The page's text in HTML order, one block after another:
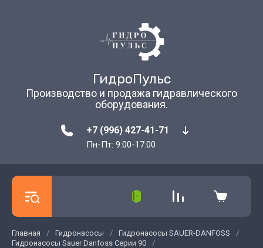
ГидроПульс
Производство и продажа гидравлического
оборудования.
+7 (996) 427-41-71
Пн-Пт: 9:00-17:00
Главная / Гидронасосы / Гидронасосы SAUER-DANFOSS
/
Гидронасосы Sauer Danfoss Серии 90
/